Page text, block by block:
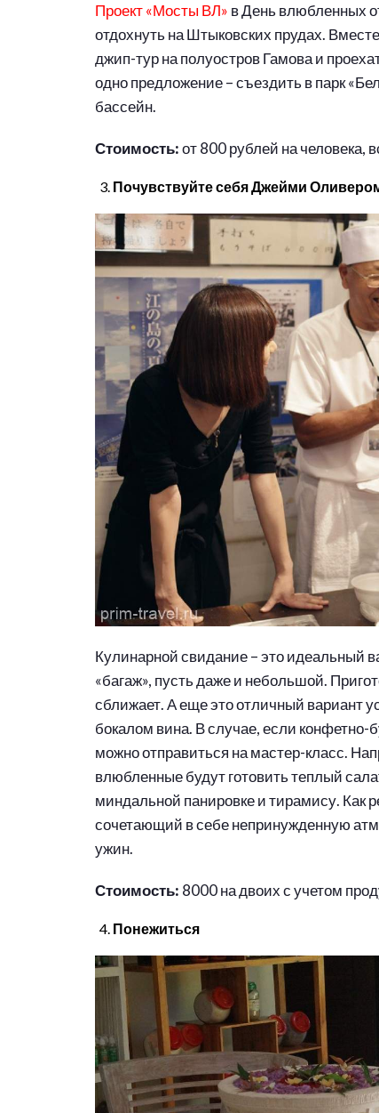
Проект «Мосты ВЛ» в День влюбленных
отдохнуть на Штыковских прудах.
джип-тур на полуостров Гамова и
одно предложение – съездить в парк
бассейн.
Стоимость:от 800 рублей на человека,
Почувствуйте себя Джейми
Кулинарной свидание – это идеальный
«багаж», пусть даже и небольшой.
сближает. А еще это отличный вариант
бокалом вина. В случае, если конфетно-
можно отправиться на мастер-класс.
влюбленные будут готовить теплый
миндальной панировке и тирамису. Как
сочетающий в себе непринужденную
ужин.
Стоимость: 8000 на двоих с учетом
Понежиться